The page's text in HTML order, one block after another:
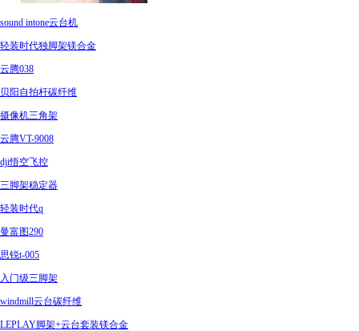
sound intone云台机
轻装时代独脚架镁合金
云腾038
贝阳自拍杆碳纤维
摄像机三角架
云腾VT-9008
dji悟空飞控
三脚架稳定器
轻装时代q
曼富图290
思锐t-005
入门级三脚架
windmill云台碳纤维
LEPLAY脚架+云台套装镁合金